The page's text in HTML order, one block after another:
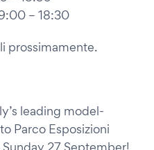
– 18:30
prossimamente.
leading model-
Parco Esposizioni
27 September!